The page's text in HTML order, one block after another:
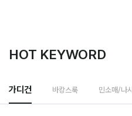
HOT KEYWORD
가디건 바캉스룩 민소매/나시